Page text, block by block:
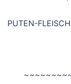
PUTEN-